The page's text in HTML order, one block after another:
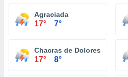
Agraciada
17° 7°
Chacras de Dolores
17° 8°